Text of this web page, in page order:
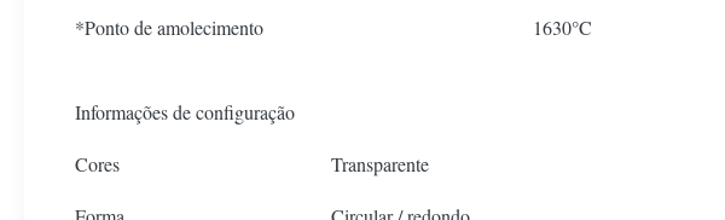
*Ponto de amolecimento 1630°C
Informações de configuração
Cores Transparente